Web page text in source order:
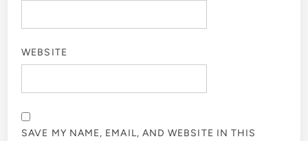
WEBSITE
SAVE MY NAME, EMAIL, AND WEBSITE IN THIS